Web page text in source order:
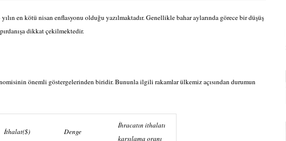
en kötü nisan enflasyonu olduğu yazılmaktadır. Genellikle bahar aylarında görece bir düşüş
dikkat çekilmektedir.
önemli göstergelerinden biridir. Bununla ilgili rakamlar ülkemiz açısından durumun
İthalat($) Denge
İhracatın ithalatı
karşılama oranı